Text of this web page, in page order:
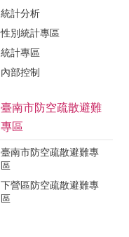
統計分析
性別統計專區
統計專區
內部控制
臺南市防空疏散避難
專區
臺南市防空疏散避難專
區
下營區防空疏散避難專
區